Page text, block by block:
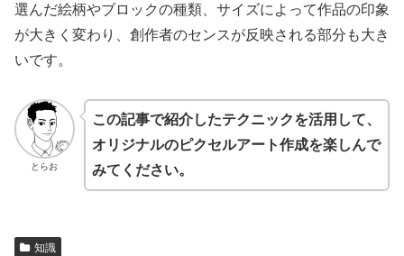
選んだ絵柄やブロックの種類、サイズによって作品の印象
が大きく変わり、創作者のセンスが反映される部分も大き
いです。
とらお
この記事で紹介したテクニックを活用して、
オリジナルのピクセルアート作成を楽しんで
みてください。
知識